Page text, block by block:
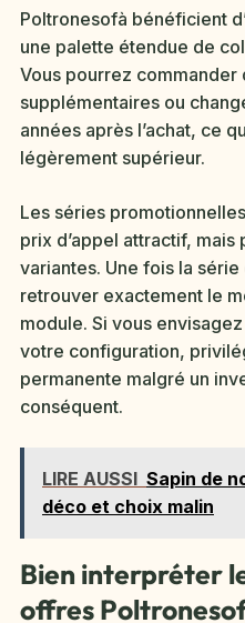
Poltronesofà bénéficient
une palette étendue de
Vous pourrez commander
supplémentaires ou
années après l’achat, ce
légèrement supérieur.
Les séries
prix d’appel attractif,
variantes. Une fois la
retrouver exactement le
module. Si vous
votre configuration,
permanente malgré un
conséquent.
LIRE AUSSI Sapin de
déco et choix malin
Bien interpréter
offres